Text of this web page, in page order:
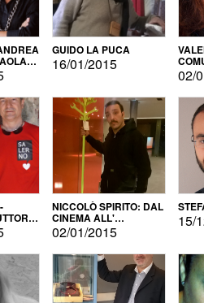
GUIDO LA PUCA
16/01/2015
02/
NICCOLÒ SPIRITO: DAL
CINEMA ALL'
AUTOPRODUZIONE
02/01/2015
15/